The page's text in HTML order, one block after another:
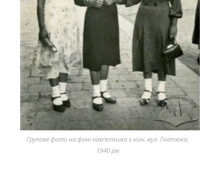
Групове фото на фоні пам’ятника з нин. вул. Гнатюка,
1940 рік